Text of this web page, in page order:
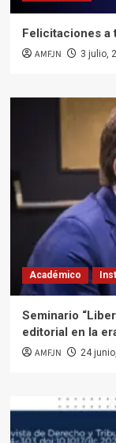
Felicitaciones a
AMFJN 3 julio,
Académico
Seminario
editorial en la
AMFJN 24